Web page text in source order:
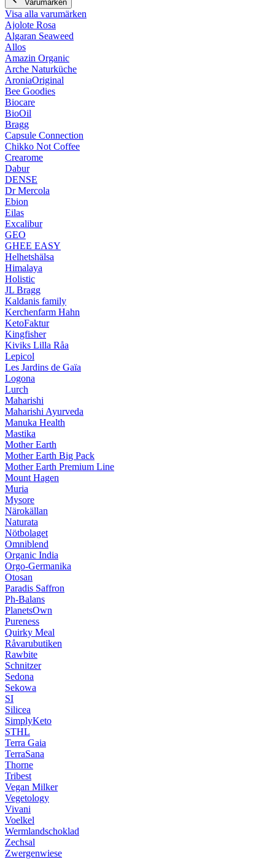
Varumärken
Visa alla varumärken
Ajolote Rosa
Algaran Seaweed
Allos
Amazin Organic
Arche Naturküche
AroniaOriginal
Bee Goodies
Biocare
BioOil
Bragg
Capsule Connection
Chikko Not Coffee
Crearome
Dabur
DENSE
Dr Mercola
Ebion
Eilas
Excalibur
GEO
GHEE EASY
Helhetshälsa
Himalaya
Holistic
JL Bragg
Kaldanis family
Kerchenfarm Hahn
KetoFaktur
Kingfisher
Kiviks Lilla Råa
Lepicol
Les Jardins de Gaïa
Logona
Lurch
Maharishi
Maharishi Ayurveda
Manuka Health
Mastika
Mother Earth
Mother Earth Big Pack
Mother Earth Premium Line
Mount Hagen
Muria
Mysore
Närokällan
Naturata
Nötbolaget
Omniblend
Organic India
Orgo-Germanika
Otosan
Paradis Saffron
Ph-Balans
PlanetsOwn
Pureness
Quirky Meal
Råvarubutiken
Rawbite
Schnitzer
Sedona
Sekowa
SI
Silicea
SimplyKeto
STHL
Terra Gaia
TerraSana
Thorne
Tribest
Vegan Milker
Vegetology
Vivani
Voelkel
Wermlandschoklad
Zechsal
Zwergenwiese